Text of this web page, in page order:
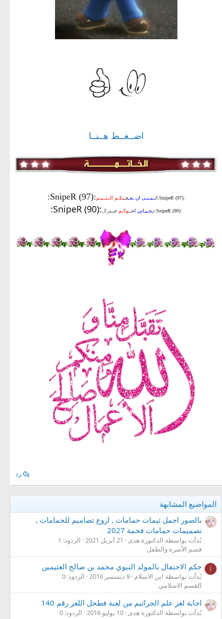
اضــغــط هــنــا
:SnipeR (97):اتـ مـنـى ان يعـجـ بكـم الــثــيـم :SnipeR (97):
:SnipeR (90):تـ حـيـاتي اخــ وكـم جــنرال:SnipeR (90):
رد
المواضيع المشابهة
بالصور اجمل ثيمات حمامات , اروع تصاميم للحمامات ,
تصميمات حمامات فحمة 2027
بُدأت بواسطة الدكتورة هدى 21 أبريل 2021
الردود: 1
قسم الأسرة والطفل
ا حكم الاحتفال بالمولد النبوي محمد بن صالح العثيمين
بُدأت بواسطة ابن الاسلام 9 ديسمبر 2016
الردود: 0
القسم الاسلامي
اجابة لغز علم الجراثيم من لعبة فطحل اللغز رقم 140
بُدأت بواسطة الدكتورة هدى 10 يوليو 2016
الردود: 0